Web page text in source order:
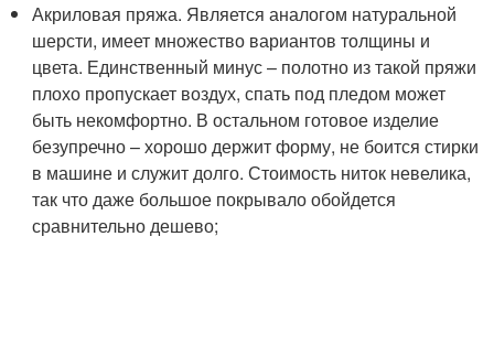
Акриловая пряжа. Является аналогом натуральной
шерсти, имеет множество вариантов толщины и
цвета. Единственный минус – полотно из такой пряжи
плохо пропускает воздух, спать под пледом может
быть некомфортно. В остальном готовое изделие
безупречно – хорошо держит форму, не боится стирки
в машине и служит долго. Стоимость ниток невелика,
так что даже большое покрывало обойдется
сравнительно дешево;